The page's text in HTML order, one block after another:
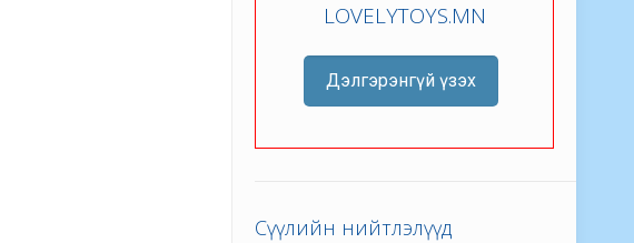
LOVELYTOYS.MN
Дэлгэрэнгүй үзэх
Сүүлийн нийтлэлүүд